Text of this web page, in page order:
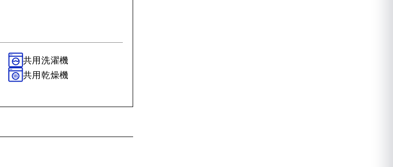
共用洗濯機
共用乾燥機